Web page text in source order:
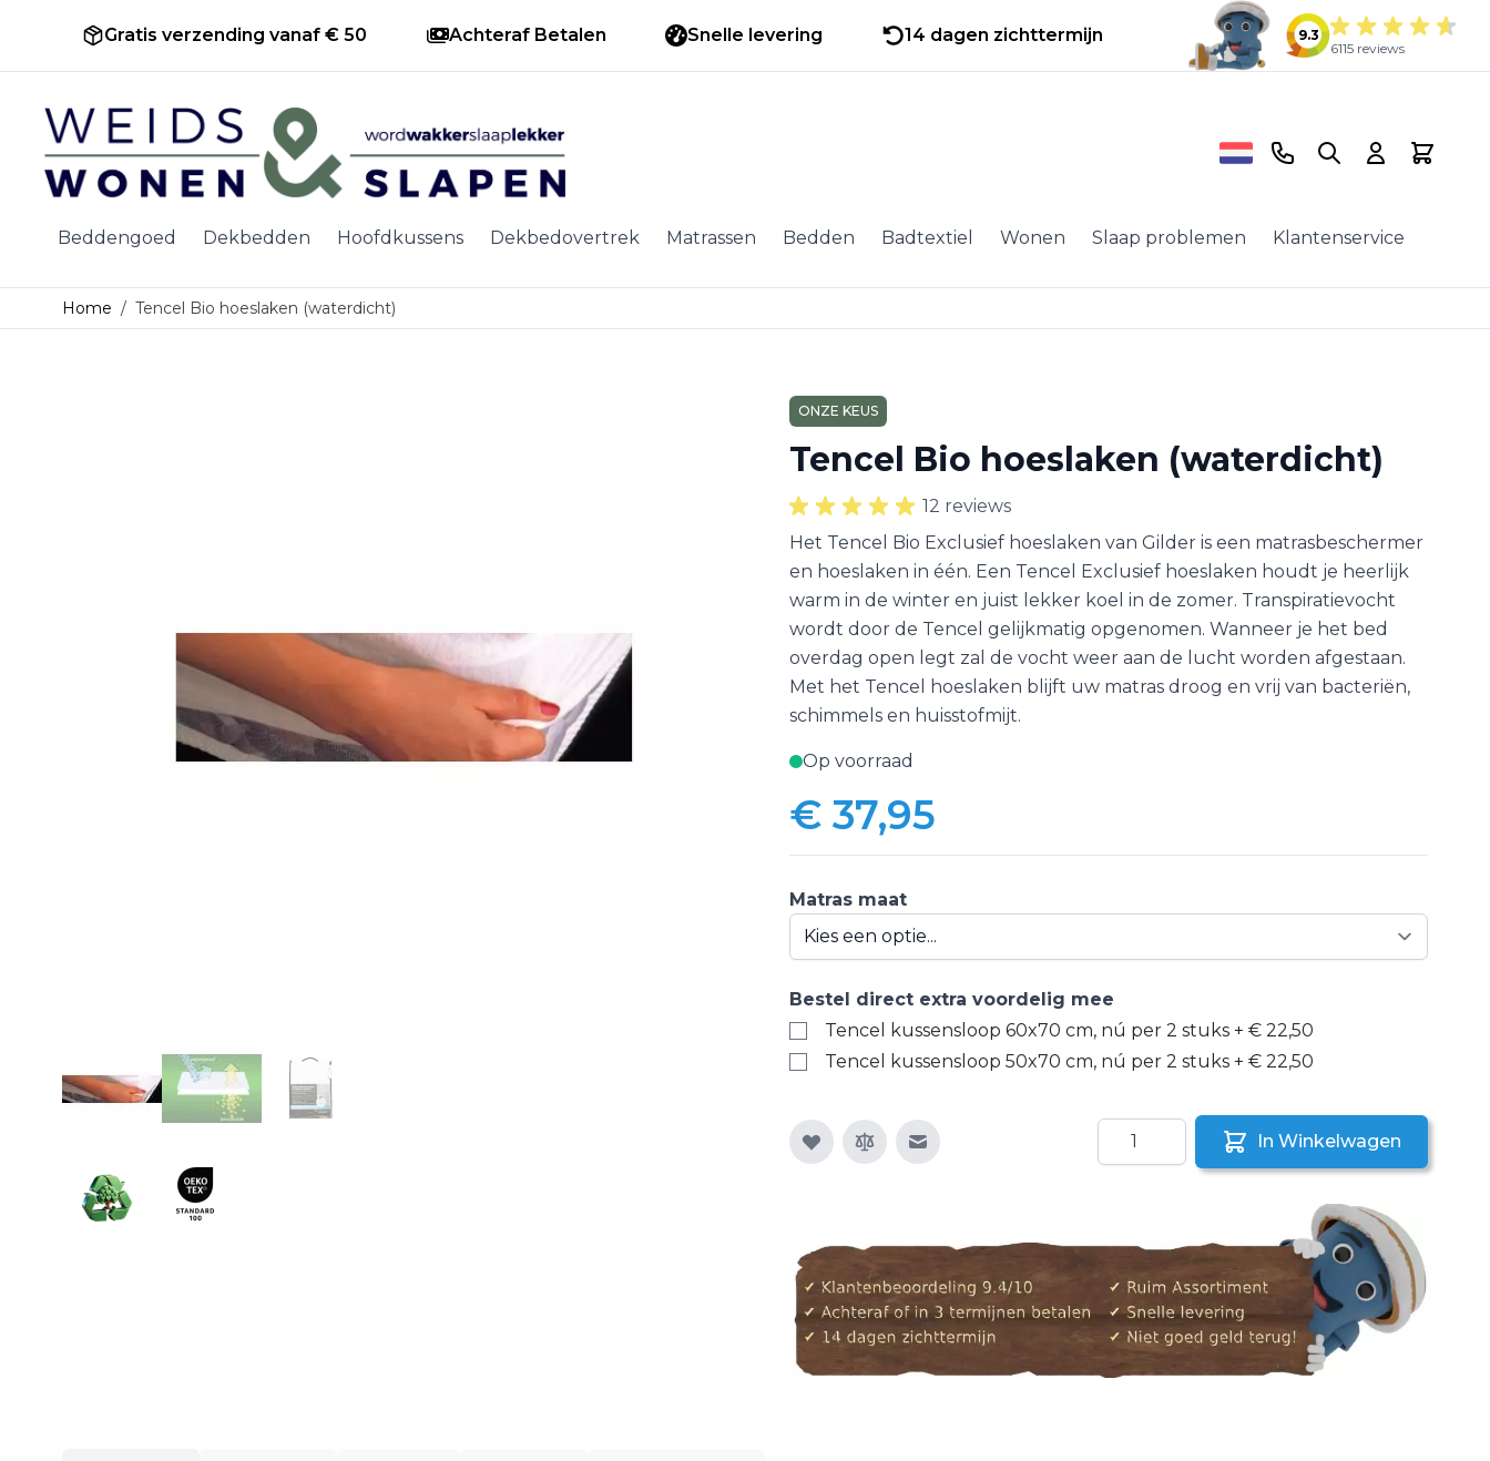
Gratis verzending vanaf € 50 Achteraf Betalen Snelle levering 14 dagen zichttermijn
9.3
6115 reviews
Ga naar de inhoud
Beddengoed Dekbedden Hoofdkussens Dekbedovertrek Matrassen Bedden Badtextiel Wonen Slaap problemen Klantenservice
Telefoonnummer
Search Cart
Home / Tencel Bio hoeslaken (waterdicht)
ONZE KEUS
Tencel Bio hoeslaken (waterdicht)
12 reviews
Het Tencel Bio Exclusief hoeslaken van Gilder is een matrasbeschermer
en hoeslaken in één. Een Tencel Exclusief hoeslaken houdt je heerlijk
warm in de winter en juist lekker koel in de zomer. Transpiratievocht
wordt door de Tencel gelijkmatig opgenomen. Wanneer je het bed
overdag open legt zal de vocht weer aan de lucht worden afgestaan.
Met het Tencel hoeslaken blijft uw matras droog en vrij van bacteriën,
schimmels en huisstofmijt.
Op voorraad
Vanaf:
€ 37,95
Matras maat
Bestel direct extra voordelig mee
Tencel kussensloop 60x70 cm, nú per 2 stuks + € 22,50
Tencel kussensloop 50x70 cm, nú per 2 stuks + € 22,50
E-mail naar een vriend
Aantal
In Winkelwagen